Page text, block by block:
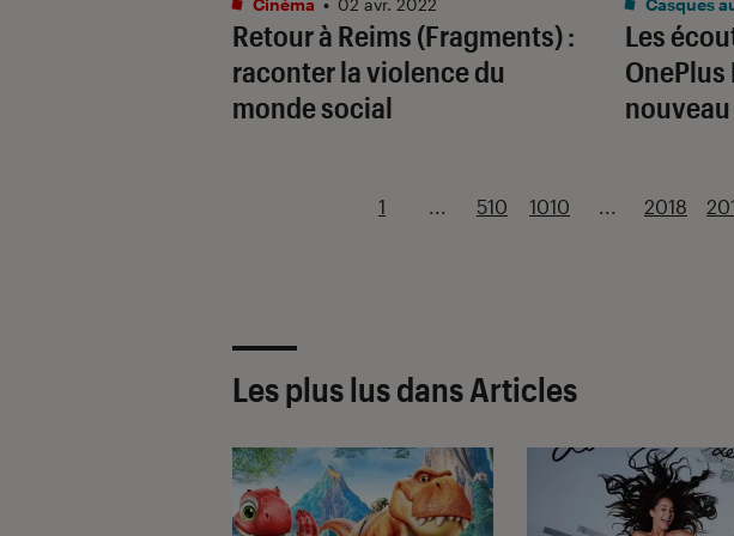
Retour à Reims (Fragments) :
raconter la violence du
monde social
Les
OnePlus
1 ... 510 1010 ... 2018
Les plus lus dans Articles